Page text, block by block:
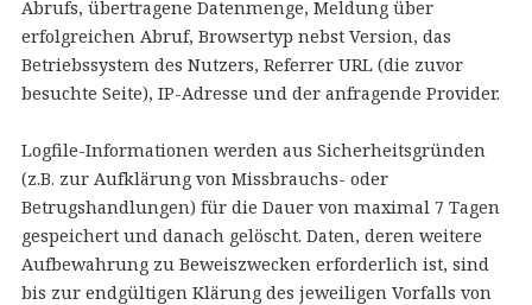
Abrufs, übertragene Datenmenge, Meldung über
erfolgreichen Abruf, Browsertyp nebst Version, das
Betriebssystem des Nutzers, Referrer URL (die zuvor
besuchte Seite), IP-Adresse und der anfragende Provider.
Logfile-Informationen werden aus Sicherheitsgründen
(z.B. zur Aufklärung von Missbrauchs- oder
Betrugshandlungen) für die Dauer von maximal 7 Tagen
gespeichert und danach gelöscht. Daten, deren weitere
Aufbewahrung zu Beweiszwecken erforderlich ist, sind
bis zur endgültigen Klärung des jeweiligen Vorfalls von